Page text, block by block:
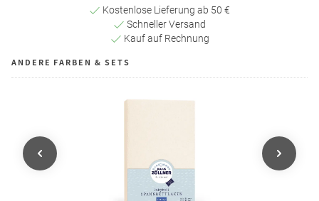
Kostenlose Lieferung ab 50 €
Schneller Versand
Kauf auf Rechnung
ANDERE FARBEN & SETS